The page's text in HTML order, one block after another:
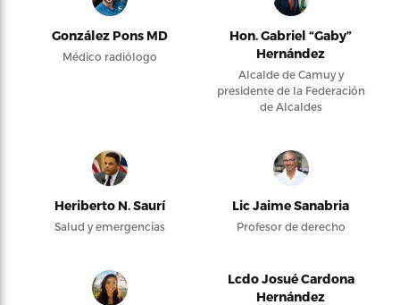
González Pons MD
Médico radiólogo
Hon. Gabriel “Gaby”
Hernández
Alcalde de Camuy y
presidente de la Federación
de Alcaldes
Heriberto N. Saurí
Salud y emergencias
Lic Jaime Sanabria
Profesor de derecho
Lcdo Josué Cardona
Hernández